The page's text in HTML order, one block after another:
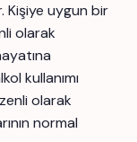
Kişiye uygun bir
olarak
kullanımı
olarak
normal